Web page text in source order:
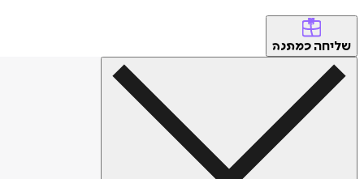
שליחה כמתנה